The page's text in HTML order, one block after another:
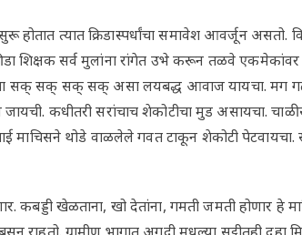
त्यात क्रिडास्पर्धांचा समावेश आवर्जून असतो.
शिक्षक सर्व मुलांना रांगेत उभे करून तळवे एकमेकांवर
सक् सक् सक् सक् असा लयबद्ध आवाज यायचा. मग
कधीतरी सरांचाच शेकोटीचा मुड असायचा.
थोडे वाळलेले गवत टाकून शेकोटी पेटवायचा. सर्व
कबड्डी खेळताना, खो देतांना, गमती जमती होणार हे
ग्रामीण भागात अगदी मधल्या सुट्टीतही दहा